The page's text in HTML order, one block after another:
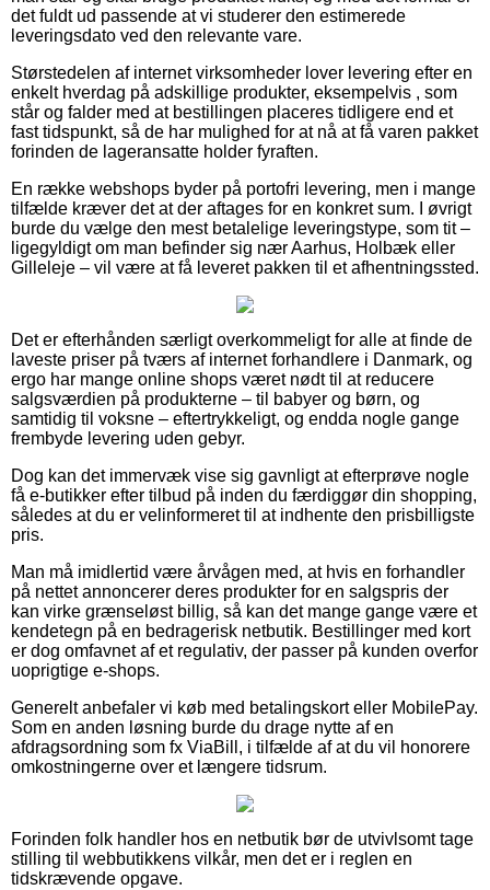
det fuldt ud passende at vi studerer den estimerede
leveringsdato ved den relevante vare.
Størstedelen af internet virksomheder lover levering efter en
enkelt hverdag på adskillige produkter, eksempelvis , som
står og falder med at bestillingen placeres tidligere end et
fast tidspunkt, så de har mulighed for at nå at få varen pakket
forinden de lageransatte holder fyraften.
En række webshops byder på portofri levering, men i mange
tilfælde kræver det at der aftages for en konkret sum. I øvrigt
burde du vælge den mest betalelige leveringstype, som tit –
ligegyldigt om man befinder sig nær Aarhus, Holbæk eller
Gilleleje – vil være at få leveret pakken til et afhentningssted.
Det er efterhånden særligt overkommeligt for alle at finde de
laveste priser på tværs af internet forhandlere i Danmark, og
ergo har mange online shops været nødt til at reducere
salgsværdien på produkterne – til babyer og børn, og
samtidig til voksne – eftertrykkeligt, og endda nogle gange
frembyde levering uden gebyr.
Dog kan det immervæk vise sig gavnligt at efterprøve nogle
få e-butikker efter tilbud på inden du færdiggør din shopping,
således at du er velinformeret til at indhente den prisbilligste
pris.
Man må imidlertid være årvågen med, at hvis en forhandler
på nettet annoncerer deres produkter for en salgspris der
kan virke grænseløst billig, så kan det mange gange være et
kendetegn på en bedragerisk netbutik. Bestillinger med kort
er dog omfavnet af et regulativ, der passer på kunden overfor
uoprigtige e-shops.
Generelt anbefaler vi køb med betalingskort eller MobilePay.
Som en anden løsning burde du drage nytte af en
afdragsordning som fx ViaBill, i tilfælde af at du vil honorere
omkostningerne over et længere tidsrum.
Forinden folk handler hos en netbutik bør de utvivlsomt tage
stilling til webbutikkens vilkår, men det er i reglen en
tidskrævende opgave.